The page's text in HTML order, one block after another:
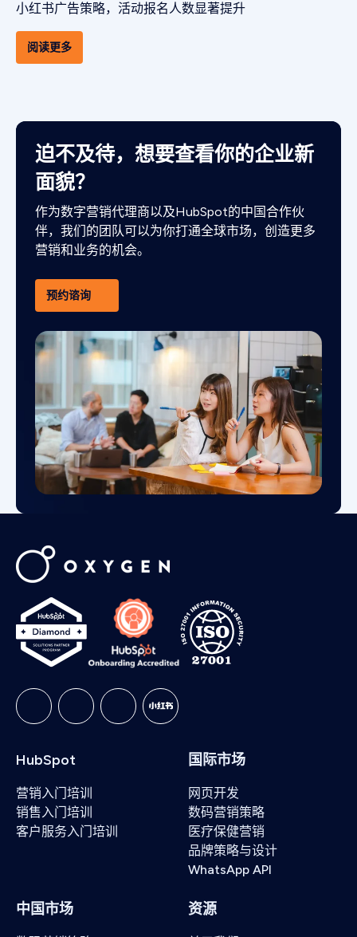
小红书广告策略，活动报名人数显著提升
阅读更多
迫不及待，想要查看你的企业新
面貌？
作为数字营销代理商以及HubSpot的中国合作伙
伴，我们的团队可以为你打通全球市场，创造更多
营销和业务的机会。
预约谘询
HubSpot
营销入门培训
销售入门培训
客户服务入门培训
国际市场
网页开发
数码营销策略
医疗保健营销
品牌策略与设计
WhatsApp API
中国市场 资源